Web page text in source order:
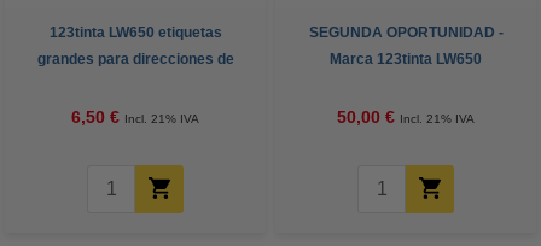
123tinta LW650 etiquetas
grandes para direcciones de
6,50 € Incl. 21% IVA
SEGUNDA OPORTUNIDAD -
Marca 123tinta LW650
50,00 € Incl. 21% IVA